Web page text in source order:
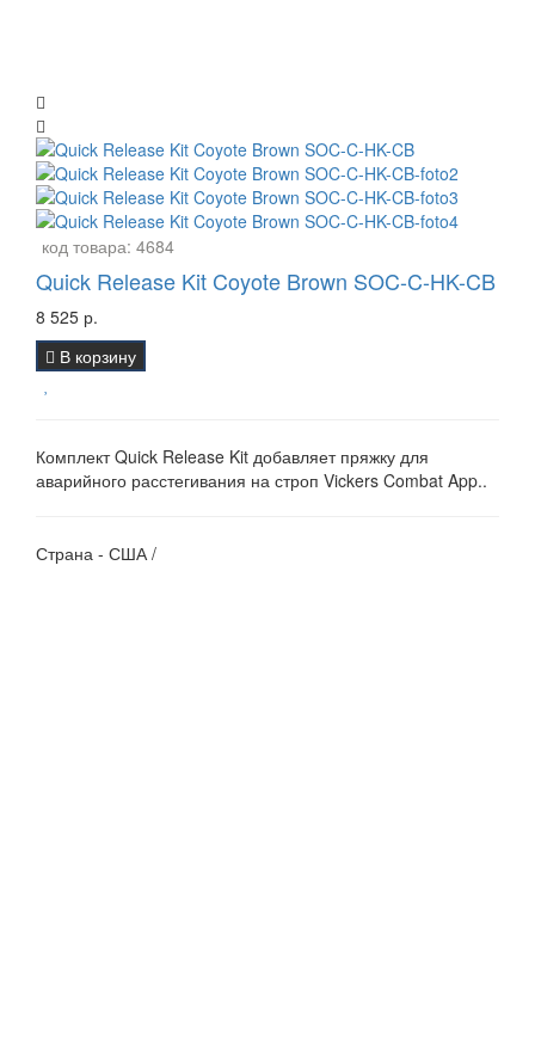
код товара: 4684
Quick Release Kit Coyote Brown SOC-C-HK-CB
8 525 р.
В корзину
Комплект Quick Release Kit добавляет пряжку для
аварийного расстегивания на строп Vickers Combat App..
Страна - США /